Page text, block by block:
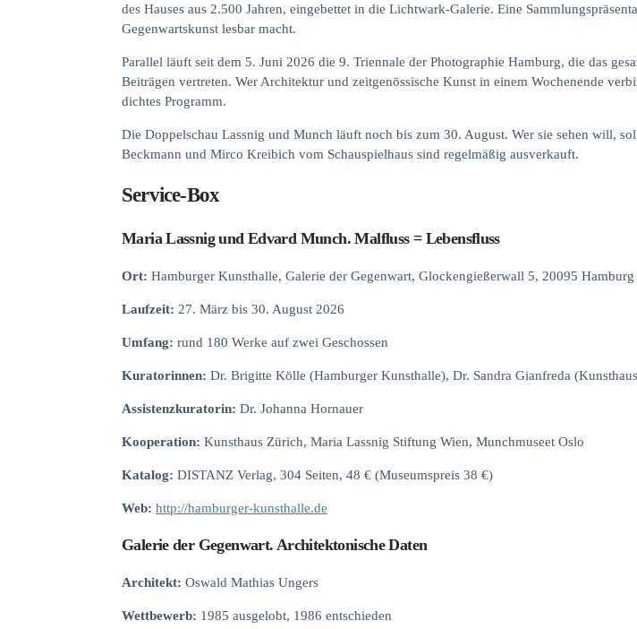
des Hauses aus 2.500 Jahren, eingebettet in die Lichtwark-Galerie. Eine
Gegenwartskunst lesbar macht.
Parallel läuft seit dem 5. Juni 2026 die 9. Triennale der Photographie Hamburg, die das
Beiträgen vertreten. Wer Architektur und zeitgenössische Kunst in einem Wochenende
dichtes Programm.
Die Doppelschau Lassnig und Munch läuft noch bis zum 30. August. Wer sie sehen will,
Beckmann und Mirco Kreibich vom Schauspielhaus sind regelmäßig ausverkauft.
Service-Box
Maria Lassnig und Edvard Munch. Malfluss = Lebensfluss
Ort: Hamburger Kunsthalle, Galerie der Gegenwart, Glockengießerwall 5, 20095 Hamburg
Laufzeit: 27. März bis 30. August 2026
Umfang: rund 180 Werke auf zwei Geschossen
Kuratorinnen: Dr. Brigitte Kölle (Hamburger Kunsthalle), Dr. Sandra Gianfreda
Assistenzkuratorin: Dr. Johanna Hornauer
Kooperation: Kunsthaus Zürich, Maria Lassnig Stiftung Wien, Munchmuseet Oslo
Katalog: DISTANZ Verlag, 304 Seiten, 48 € (Museumspreis 38 €)
Web: http://hamburger-kunsthalle.de
Galerie der Gegenwart. Architektonische Daten
Architekt: Oswald Mathias Ungers
Wettbewerb: 1985 ausgelobt, 1986 entschieden